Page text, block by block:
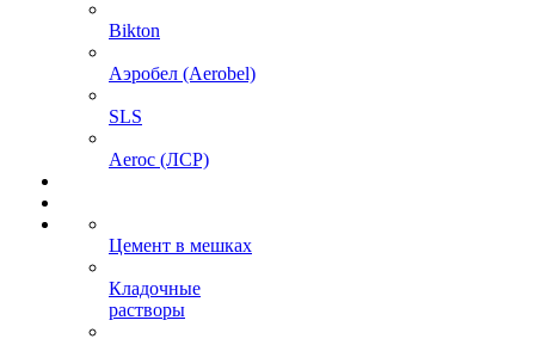
Bikton
Аэробел (Aerobel)
SLS
Aeroc (ЛСР)
Цемент в мешках
Кладочные
растворы